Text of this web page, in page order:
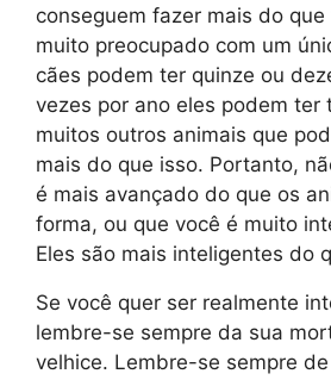
conseguem fazer mais do
muito preocupado com um
cães podem ter quinze ou
vezes por ano eles podem ter
muitos outros animais que
mais do que isso. Portanto,
é mais avançado do que os
forma, ou que você é muito
Eles são mais inteligentes do
Se você quer ser realmente
lembre-se sempre da sua
velhice. Lembre-se sempre